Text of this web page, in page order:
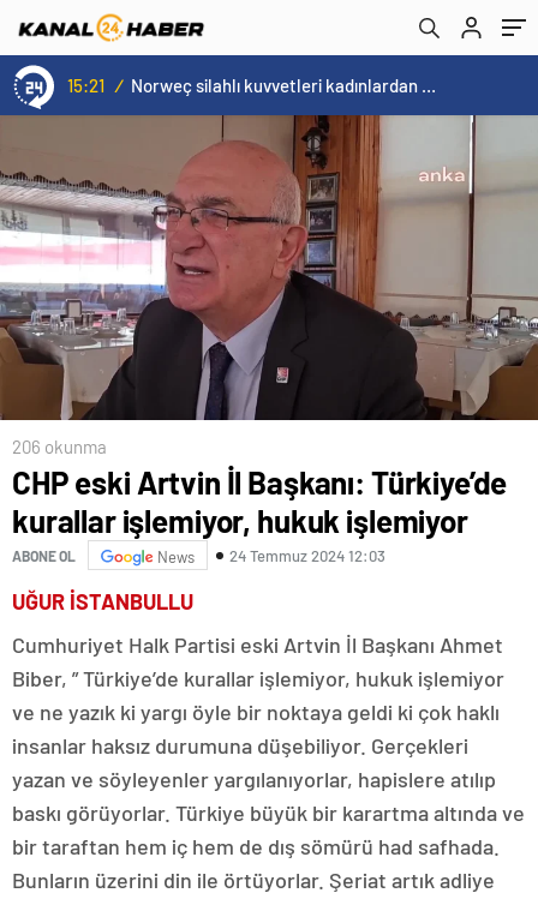
15:21 / Norweç silahlı kuvvetleri kadınlardan oluşan özel kuvvetler eğitimlerini başlattı.
206 okunma
CHP eski Artvin İl Başkanı: Türkiye’de
kurallar işlemiyor, hukuk işlemiyor
ABONE OL News 24 Temmuz 2024 12:03
UĞUR İSTANBULLU
Cumhuriyet Halk Partisi eski Artvin İl Başkanı Ahmet
Biber, ” Türkiye’de kurallar işlemiyor, hukuk işlemiyor
ve ne yazık ki yargı öyle bir noktaya geldi ki çok haklı
insanlar haksız durumuna düşebiliyor. Gerçekleri
yazan ve söyleyenler yargılanıyorlar, hapislere atılıp
baskı görüyorlar. Türkiye büyük bir karartma altında ve
bir taraftan hem iç hem de dış sömürü had safhada.
Bunların üzerini din ile örtüyorlar. Şeriat artık adliye